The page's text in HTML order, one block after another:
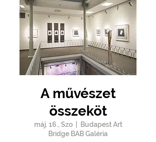
A művészet
összeköt
máj. 16., Szo
  |
Budapest Art
Bridge BAB Galéria